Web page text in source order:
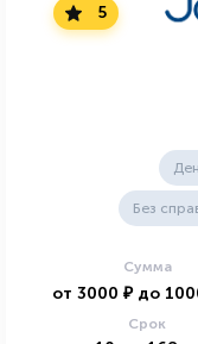
5
Без
Сумма
от 3000 ₽ до
Срок